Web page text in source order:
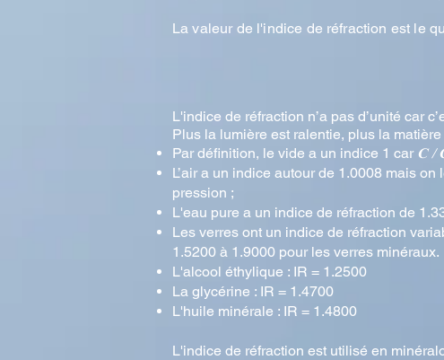
La valeur de l'indice de réfraction est le
L'​indice de réfraction n’a pas d’unité car
Plus la lumière est ralentie, plus la
Par définition, le vide a un indice 1 car C /
L’air a un indice autour de 1.0008 mais
pression ;
L'eau pure a un indice de réfraction de
Les verres ont un indice de réfraction
1.5200 à 1.9000 pour les verres minéraux.
L'alcool éthylique : IR = 1.2500
La glycérine : IR = 1.4700
L'huile minérale : IR = 1.4800
L'indice de réfraction est utilisé en